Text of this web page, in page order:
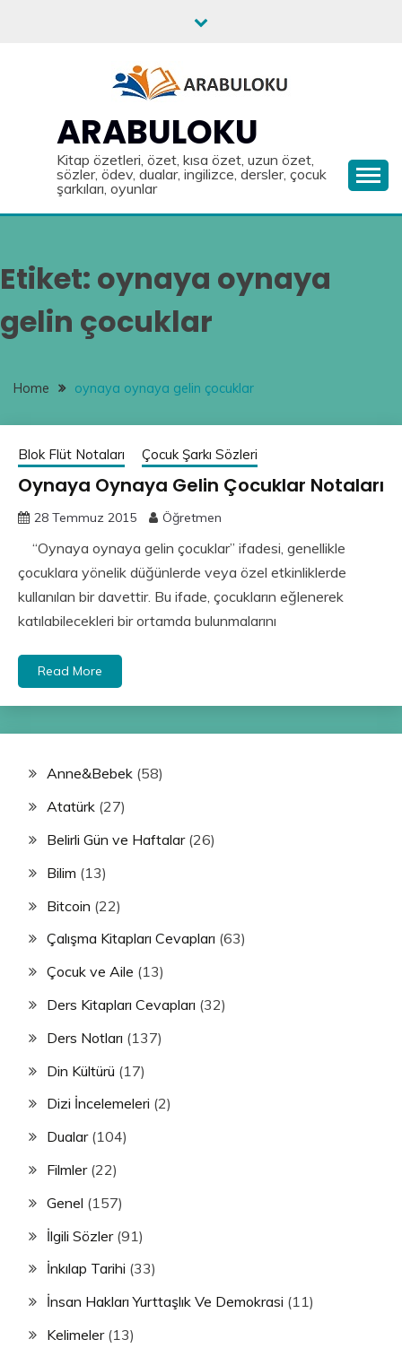
ARABULOKU
Kitap özetleri, özet, kısa özet, uzun özet,
sözler, ödev, dualar, ingilizce, dersler, çocuk
şarkıları, oyunlar
Etiket: oynaya oynaya
gelin çocuklar
Home oynaya oynaya gelin çocuklar
Blok Flüt Notaları Çocuk Şarkı Sözleri
Oynaya Oynaya Gelin Çocuklar Notaları
28 Temmuz 2015 Öğretmen
“Oynaya oynaya gelin çocuklar” ifadesi, genellikle
çocuklara yönelik düğünlerde veya özel etkinliklerde
kullanılan bir davettir. Bu ifade, çocukların eğlenerek
katılabilecekleri bir ortamda bulunmalarını
Read More
Anne&Bebek (58)
Atatürk (27)
Belirli Gün ve Haftalar(26)
Bilim (13)
Bitcoin (22)
Çalışma Kitapları Cevapları (63)
Çocuk ve Aile (13)
Ders Kitapları Cevapları (32)
Ders Notları (137)
Din Kültürü (17)
Dizi İncelemeleri (2)
Dualar(104)
Filmler(22)
Genel (157)
İlgili Sözler(91)
İnkılap Tarihi (33)
İnsan Hakları Yurttaşlık Ve Demokrasi (11)
Kelimeler(13)